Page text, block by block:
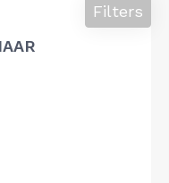
Filters